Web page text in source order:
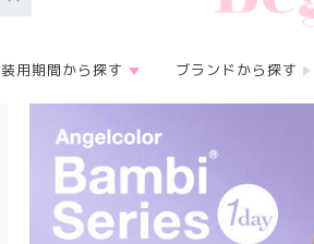
装用期間から探す ブランドから探す